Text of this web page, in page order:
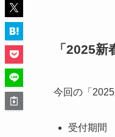
「2025
今回の「
受付期間